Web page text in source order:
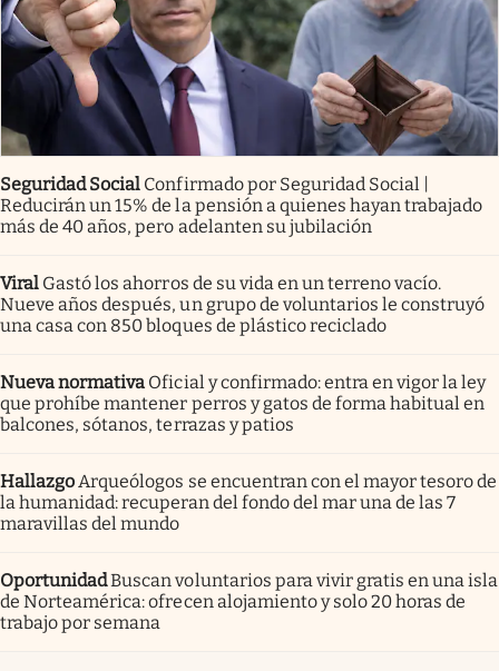
Seguridad Social Confirmado por Seguridad Social |
Reducirán un 15% de la pensión a quienes hayan trabajado
más de 40 años, pero adelanten su jubilación
Viral Gastó los ahorros de su vida en un terreno vacío.
Nueve años después, un grupo de voluntarios le construyó
una casa con 850 bloques de plástico reciclado
Nueva normativa Oficial y confirmado: entra en vigor la ley
que prohíbe mantener perros y gatos de forma habitual en
balcones, sótanos, terrazas y patios
Hallazgo Arqueólogos se encuentran con el mayor tesoro de
la humanidad: recuperan del fondo del mar una de las 7
maravillas del mundo
OportunidadBuscan voluntarios para vivir gratis en una isla
de Norteamérica: ofrecen alojamiento y solo 20 horas de
trabajo por semana